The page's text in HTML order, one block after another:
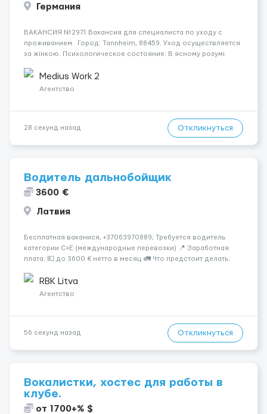
Германия
ВАКАНСИЯ №2971 Вакансия для специалиста по уходу с
проживанием Город: Tannheim, 88459. Уход осуществляется
за жінкою. Психологическое состояние: В ясному розумі.
залежний від допомоги при переміщенні). Ночью пациент:
Прок...
Medius Work 2
Агентство
28 секунд назад Откликнуться
Водитель дальнобойщик
3600 €
Латвия
Бесплатная ваканися, +37063970889; Требуется водитель
категории C+E (международные перевозки) 📍 Заработная
плата: 💶 до 3600 € нетто в месяц 🚛 Что предстоит делать:
среднем 400–500 км в день. Погр...
RBK Litva
Агентство
56 секунд назад Откликнуться
Вокалистки, хостес для работы в
клубе.
от 1700+% $